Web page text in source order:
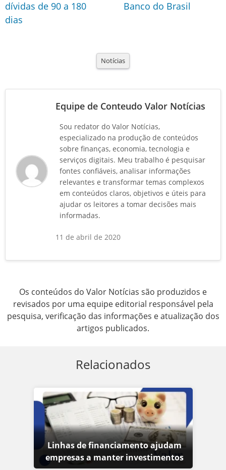
dívidas de 90 a 180
dias
Banco do Brasil
Notícias
Equipe de Conteudo Valor Notícias
Sou redator do Valor Notícias,
especializado na produção de conteúdos
sobre finanças, economia, tecnologia e
serviços digitais. Meu trabalho é pesquisar
fontes confiáveis, analisar informações
relevantes e transformar temas complexos
em conteúdos claros, objetivos e úteis para
ajudar os leitores a tomar decisões mais
informadas.
11 de abril de 2020
Os conteúdos do Valor Notícias são produzidos e
revisados por uma equipe editorial responsável pela
pesquisa, verificação das informações e atualização dos
artigos publicados.
Relacionados
Linhas de financiamento ajudam
empresas a manter investimentos